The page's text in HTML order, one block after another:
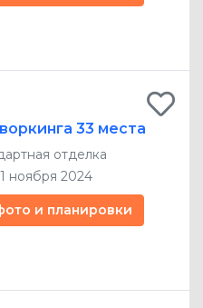
33 места
отделка
ноября 2024
и планировки